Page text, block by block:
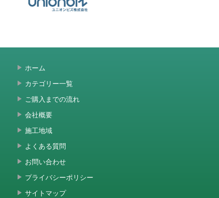
ホーム
カテゴリー一覧
ご購入までの流れ
会社概要
施工地域
よくある質問
お問い合わせ
プライバシーポリシー
サイトマップ